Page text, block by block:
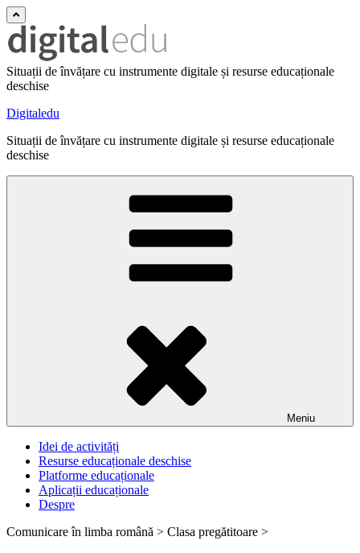
Situații de învățare cu instrumente digitale și resurse educaționale
deschise
Digitaledu
Situații de învățare cu instrumente digitale și resurse educaționale
deschise
Meniu
Idei de activități
Resurse educaționale deschise
Platforme educaționale
Aplicații educaționale
Despre
Comunicare în limba română > Clasa pregătitoare >